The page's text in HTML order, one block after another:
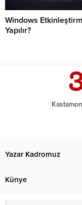
Windows
Yapılır?
Yazar Kadromuz
Künye